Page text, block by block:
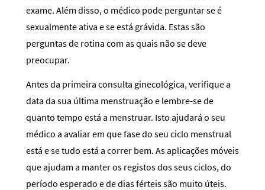
exame. Além disso, o médico pode perguntar se é
sexualmente ativa e se está grávida. Estas são
perguntas de rotina com as quais não se deve
preocupar.
Antes da primeira consulta ginecológica, verifique a
data da sua última menstruação e lembre-se de
quanto tempo está a menstruar. Isto ajudará o seu
médico a avaliar em que fase do seu ciclo menstrual
está e se tudo está a correr bem. As aplicações móveis
que ajudam a manter os registos dos seus ciclos, do
período esperado e de dias férteis são muito úteis.